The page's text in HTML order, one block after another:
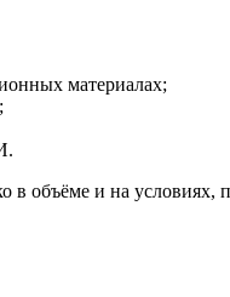
материалах;
в объёме и на